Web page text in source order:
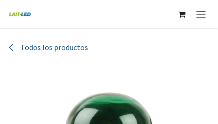
Todos los productos